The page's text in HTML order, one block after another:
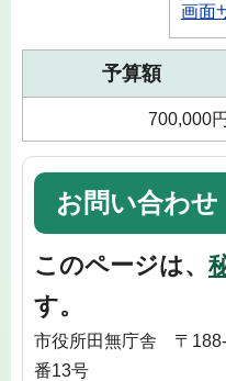
画面
予算額
700,000円
お問い合わせ
このページは、
す。
市役所田無庁舎 〒
番13号